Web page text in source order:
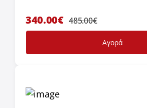
340.00€ 485.00€
Αγορά